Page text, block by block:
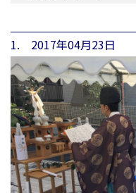
1. 2017年04月23日